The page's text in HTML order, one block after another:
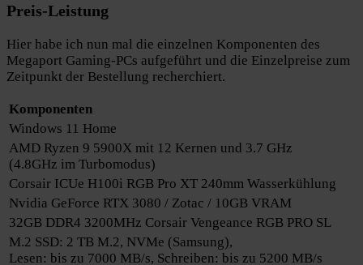
Preis-Leistung
Hier habe ich nun mal die einzelnen Komponenten des
Megaport Gaming-PCs aufgeführt und die Einzelpreise zum
Zeitpunkt der Bestellung recherchiert.
Komponenten
Windows 11 Home
AMD Ryzen 9 5900X mit 12 Kernen und 3.7 GHz
(4.8GHz im Turbomodus)
Corsair ICUe H100i RGB Pro XT 240mm Wasserkühlung
Nvidia GeForce RTX 3080 / Zotac / 10GB VRAM
32GB DDR4 3200MHz Corsair Vengeance RGB PRO SL
M.2 SSD: 2 TB M.2, NVMe (Samsung),
Lesen: bis zu 7000 MB/s, Schreiben: bis zu 5200 MB/s